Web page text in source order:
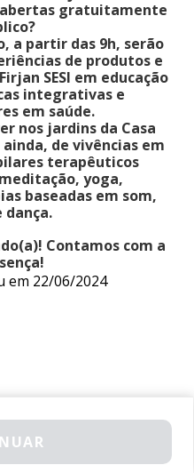
gratuitamente
a partir das 9h, serão
de produtos e
SESI em educação
integrativas e
em saúde.
nos jardins da Casa
de vivências em
terapêuticos
yoga,
baseadas em som,
dança.
Contamos com a
em 22/06/2024